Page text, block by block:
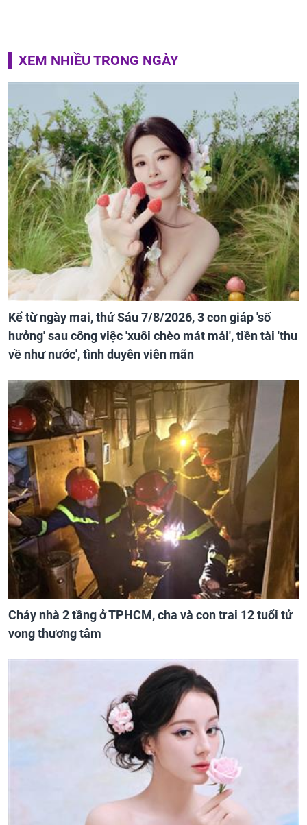
XEM NHIỀU TRONG NGÀY
Kể từ ngày mai, thứ Sáu 7/8/2026, 3 con giáp 'số
hưởng' sau công việc 'xuôi chèo mát mái', tiền tài 'thu
về như nước', tình duyên viên mãn
Cháy nhà 2 tầng ở TPHCM, cha và con trai 12 tuổi tử
vong thương tâm